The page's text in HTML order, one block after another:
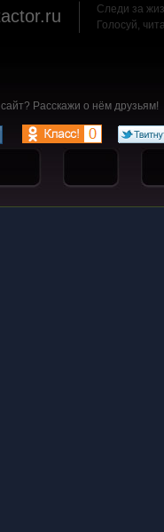
Следи за
Голосуй,
Расскажи о нём друзьям!